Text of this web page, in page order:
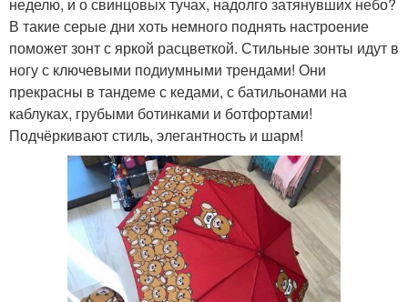
неделю, и о свинцовых тучах, надолго затянувших небо?
В такие серые дни хоть немного поднять настроение
поможет зонт с яркой расцветкой. Стильные зонты идут в
ногу с ключевыми подиумными трендами! Они
прекрасны в тандеме с кедами, с батильонами на
каблуках, грубыми ботинками и ботфортами!
Подчёркивают стиль, элегантность и шарм!